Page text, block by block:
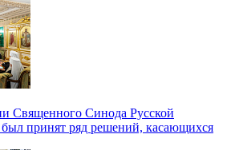
Священного Синода Русской
принят ряд решений, касающихся